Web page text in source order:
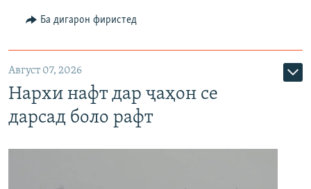
Ба дигарон фиристед
Август 07, 2026
Нархи нафт дар ҷаҳон се
дарсад боло рафт